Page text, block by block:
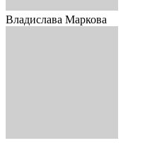
Владислава Маркова